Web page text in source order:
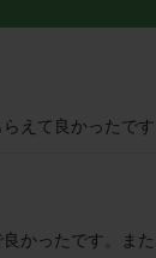
えて良かったです
かったです。ま